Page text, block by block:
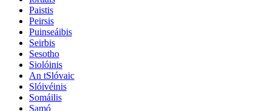
Paistis
Peirsis
Puinseáibis
Seirbis
Sesotho
Siolóinis
An tSlóvaic
Slóivéinis
Somáilis
Samó